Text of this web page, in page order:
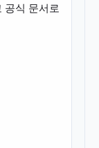
공식 문서로